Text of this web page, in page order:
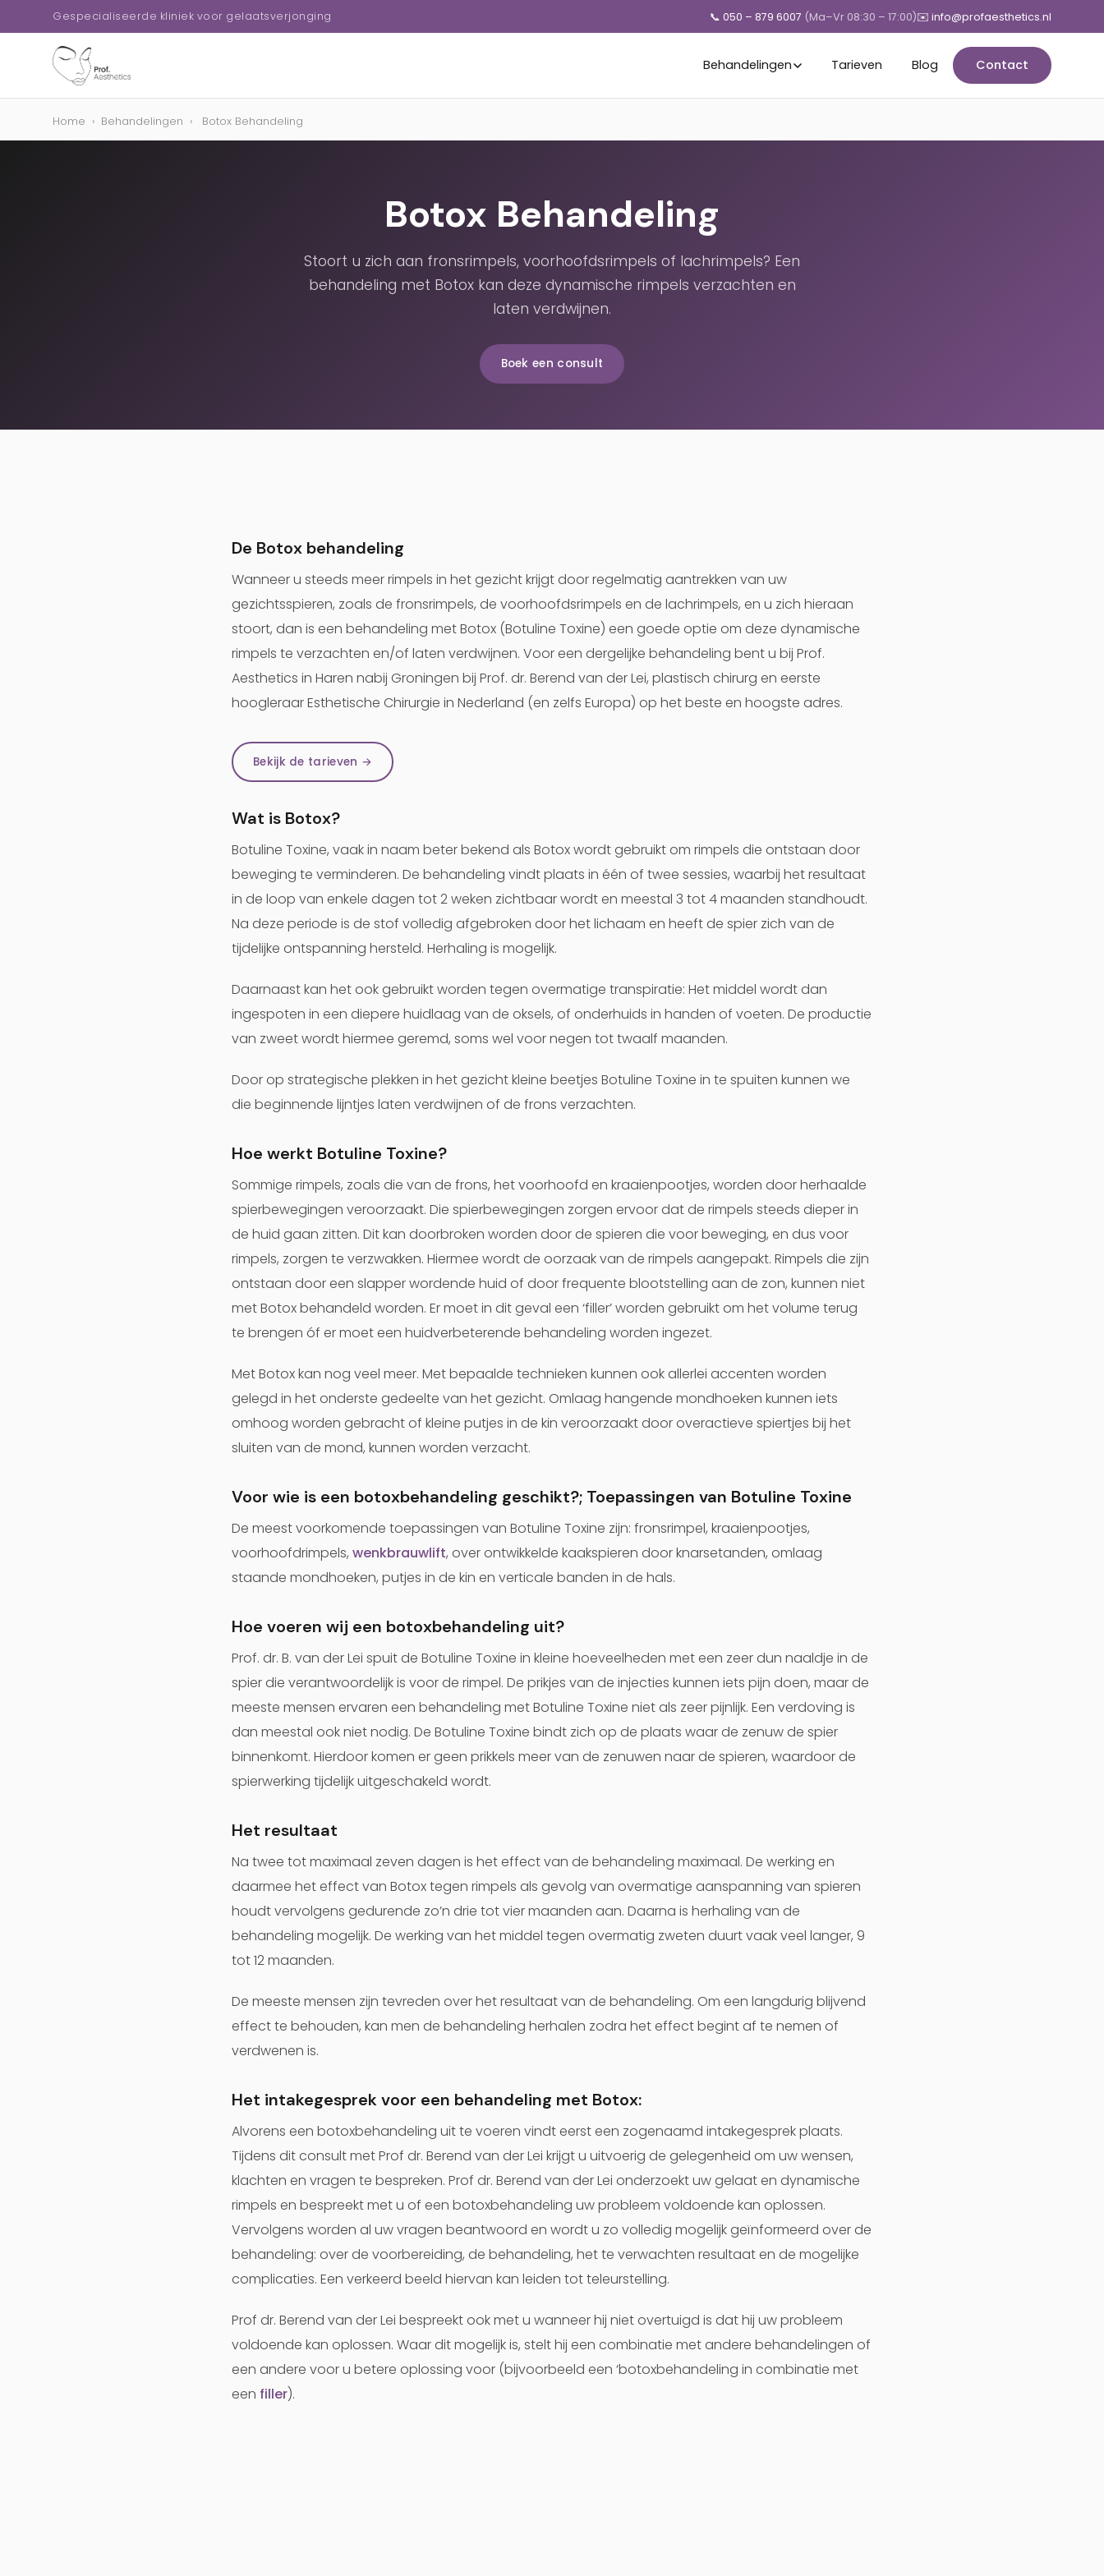
Gespecialiseerde kliniek voor gelaatsverjonging 📞 050 – 879 6007 (Ma–Vr 08:30 – 17:00)✉️ info@profaesthetics.nl
Behandelingen Tarieven Blog Contact
Home › Behandelingen › Botox Behandeling
Botox Behandeling
Stoort u zich aan fronsrimpels, voorhoofdsrimpels of lachrimpels? Een
behandeling met Botox kan deze dynamische rimpels verzachten en
laten verdwijnen.
Boek een consult
De Botox behandeling
Wanneer u steeds meer rimpels in het gezicht krijgt door regelmatig aantrekken van uw
gezichtsspieren, zoals de fronsrimpels, de voorhoofdsrimpels en de lachrimpels, en u zich hieraan
stoort, dan is een behandeling met Botox (Botuline Toxine) een goede optie om deze dynamische
rimpels te verzachten en/of laten verdwijnen. Voor een dergelijke behandeling bent u bij Prof.
Aesthetics in Haren nabij Groningen bij Prof. dr. Berend van der Lei, plastisch chirurg en eerste
hoogleraar Esthetische Chirurgie in Nederland (en zelfs Europa) op het beste en hoogste adres.
Bekijk de tarieven →
Wat is Botox?
Botuline Toxine, vaak in naam beter bekend als Botox wordt gebruikt om rimpels die ontstaan door
beweging te verminderen. De behandeling vindt plaats in één of twee sessies, waarbij het resultaat
in de loop van enkele dagen tot 2 weken zichtbaar wordt en meestal 3 tot 4 maanden standhoudt.
Na deze periode is de stof volledig afgebroken door het lichaam en heeft de spier zich van de
tijdelijke ontspanning hersteld. Herhaling is mogelijk.
Daarnaast kan het ook gebruikt worden tegen overmatige transpiratie: Het middel wordt dan
ingespoten in een diepere huidlaag van de oksels, of onderhuids in handen of voeten. De productie
van zweet wordt hiermee geremd, soms wel voor negen tot twaalf maanden.
Door op strategische plekken in het gezicht kleine beetjes Botuline Toxine in te spuiten kunnen we
die beginnende lijntjes laten verdwijnen of de frons verzachten.
Hoe werkt Botuline Toxine?
Sommige rimpels, zoals die van de frons, het voorhoofd en kraaienpootjes, worden door herhaalde
spierbewegingen veroorzaakt. Die spierbewegingen zorgen ervoor dat de rimpels steeds dieper in
de huid gaan zitten. Dit kan doorbroken worden door de spieren die voor beweging, en dus voor
rimpels, zorgen te verzwakken. Hiermee wordt de oorzaak van de rimpels aangepakt. Rimpels die zijn
ontstaan door een slapper wordende huid of door frequente blootstelling aan de zon, kunnen niet
met Botox behandeld worden. Er moet in dit geval een ‘filler’ worden gebruikt om het volume terug
te brengen óf er moet een huidverbeterende behandeling worden ingezet.
Met Botox kan nog veel meer. Met bepaalde technieken kunnen ook allerlei accenten worden
gelegd in het onderste gedeelte van het gezicht. Omlaag hangende mondhoeken kunnen iets
omhoog worden gebracht of kleine putjes in de kin veroorzaakt door overactieve spiertjes bij het
sluiten van de mond, kunnen worden verzacht.
Voor wie is een botoxbehandeling geschikt?; Toepassingen van Botuline Toxine
De meest voorkomende toepassingen van Botuline Toxine zijn: fronsrimpel, kraaienpootjes,
voorhoofdrimpels, wenkbrauwlift, over ontwikkelde kaakspieren door knarsetanden, omlaag
staande mondhoeken, putjes in de kin en verticale banden in de hals.
Hoe voeren wij een botoxbehandeling uit?
Prof. dr. B. van der Lei spuit de Botuline Toxine in kleine hoeveelheden met een zeer dun naaldje in de
spier die verantwoordelijk is voor de rimpel. De prikjes van de injecties kunnen iets pijn doen, maar de
meeste mensen ervaren een behandeling met Botuline Toxine niet als zeer pijnlijk. Een verdoving is
dan meestal ook niet nodig. De Botuline Toxine bindt zich op de plaats waar de zenuw de spier
binnenkomt. Hierdoor komen er geen prikkels meer van de zenuwen naar de spieren, waardoor de
spierwerking tijdelijk uitgeschakeld wordt.
Het resultaat
Na twee tot maximaal zeven dagen is het effect van de behandeling maximaal. De werking en
daarmee het effect van Botox tegen rimpels als gevolg van overmatige aanspanning van spieren
houdt vervolgens gedurende zo’n drie tot vier maanden aan. Daarna is herhaling van de
behandeling mogelijk. De werking van het middel tegen overmatig zweten duurt vaak veel langer, 9
tot 12 maanden.
De meeste mensen zijn tevreden over het resultaat van de behandeling. Om een langdurig blijvend
effect te behouden, kan men de behandeling herhalen zodra het effect begint af te nemen of
verdwenen is.
Het intakegesprek voor een behandeling met Botox:
Alvorens een botoxbehandeling uit te voeren vindt eerst een zogenaamd intakegesprek plaats.
Tijdens dit consult met Prof dr. Berend van der Lei krijgt u uitvoerig de gelegenheid om uw wensen,
klachten en vragen te bespreken. Prof dr. Berend van der Lei onderzoekt uw gelaat en dynamische
rimpels en bespreekt met u of een botoxbehandeling uw probleem voldoende kan oplossen.
Vervolgens worden al uw vragen beantwoord en wordt u zo volledig mogelijk geïnformeerd over de
behandeling: over de voorbereiding, de behandeling, het te verwachten resultaat en de mogelijke
complicaties. Een verkeerd beeld hiervan kan leiden tot teleurstelling.
Prof dr. Berend van der Lei bespreekt ook met u wanneer hij niet overtuigd is dat hij uw probleem
voldoende kan oplossen. Waar dit mogelijk is, stelt hij een combinatie met andere behandelingen of
een andere voor u betere oplossing voor (bijvoorbeeld een ‘botoxbehandeling in combinatie met
een filler).